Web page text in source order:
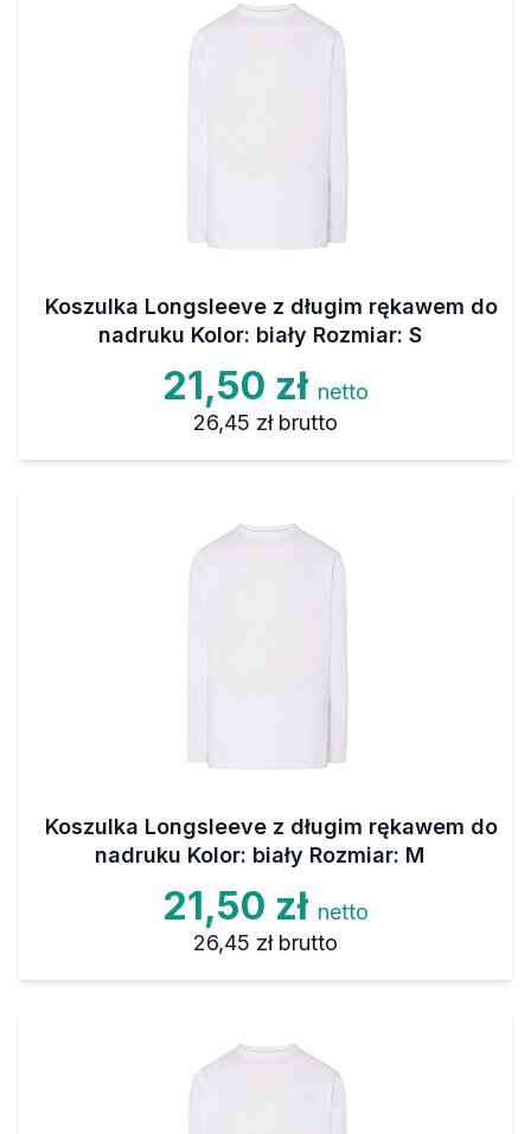
Koszulka Longsleeve z długim rękawem do
nadruku Kolor: biały Rozmiar: S
21,50 zł netto
26,45 zł brutto
Koszulka Longsleeve z długim rękawem do
nadruku Kolor: biały Rozmiar: M
21,50 zł netto
26,45 zł brutto